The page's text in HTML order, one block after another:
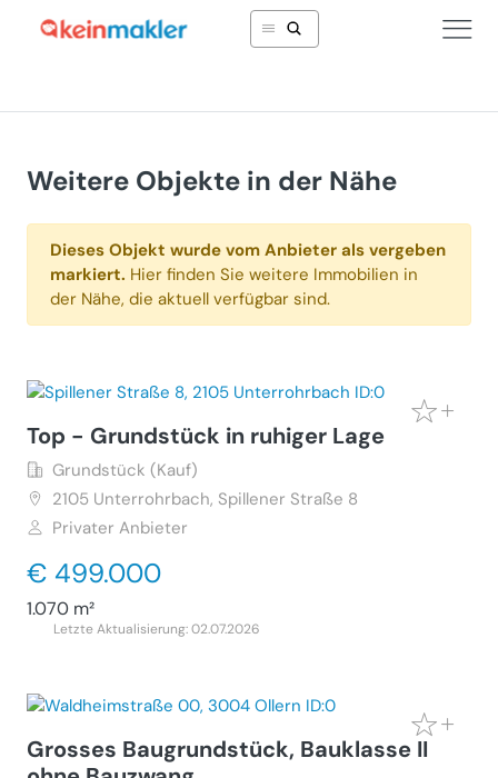
Weitere Objekte in der Nähe
Dieses Objekt wurde vom Anbieter als vergeben
markiert. Hier finden Sie weitere Immobilien in
der Nähe, die aktuell verfügbar sind.
Top - Grundstück in ruhiger Lage
Grundstück (Kauf)
2105 Unterrohrbach, Spillener Straße 8
Privater Anbieter
€ 499.000
1.070 m²
Letzte Aktualisierung: 02.07.2026
Grosses Baugrundstück, Bauklasse II